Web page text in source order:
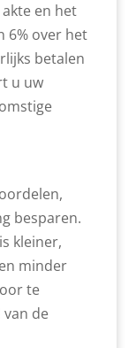
en het
6% over het
betalen
u uw
besparen.
kleiner,
minder
te
de